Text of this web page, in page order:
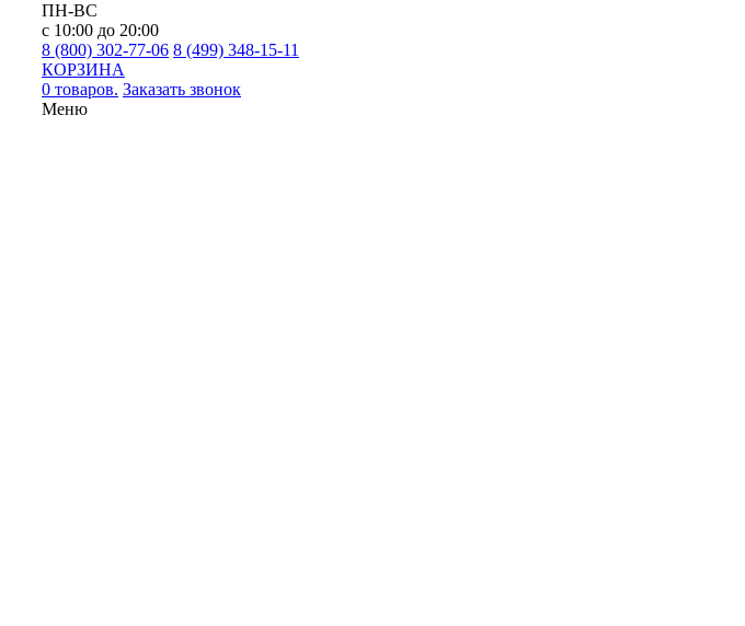
ПН-ВС
с 10:00 до 20:00
8 (800) 302-77-06 8 (499) 348-15-11
КОРЗИНА
0 товаров. Заказать звонок
Меню